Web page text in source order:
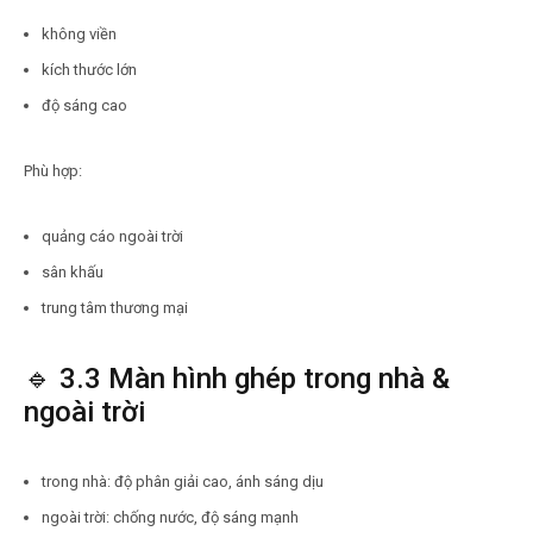
không viền
kích thước lớn
độ sáng cao
Phù hợp:
quảng cáo ngoài trời
sân khấu
trung tâm thương mại
🔹 3.3 Màn hình ghép trong nhà &
ngoài trời
trong nhà: độ phân giải cao, ánh sáng dịu
ngoài trời: chống nước, độ sáng mạnh